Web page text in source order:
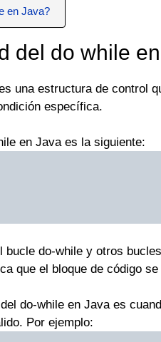
en Java?
del do while
una estructura de control
específica.
en Java es la siguiente:
bucle do-while y otros
que el bloque de código
do-while en Java es
Por ejemplo: